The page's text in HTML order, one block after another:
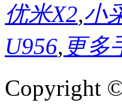
优米X2,小
U956, 更多
Copyright